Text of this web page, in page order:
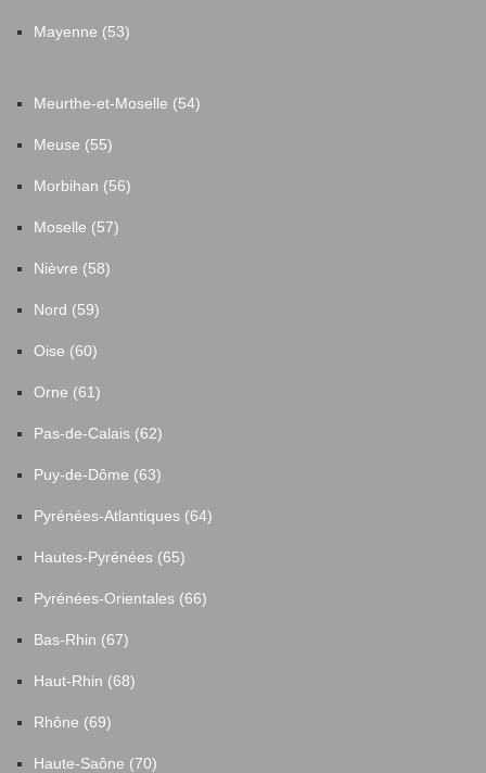
Mayenne (53)
Meurthe-et-Moselle (54)
Meuse (55)
Morbihan (56)
Moselle (57)
Nièvre (58)
Nord (59)
Oise (60)
Orne (61)
Pas-de-Calais (62)
Puy-de-Dôme (63)
Pyrénées-Atlantiques (64)
Hautes-Pyrénées (65)
Pyrénées-Orientales (66)
Bas-Rhin (67)
Haut-Rhin (68)
Rhône (69)
Haute-Saône (70)